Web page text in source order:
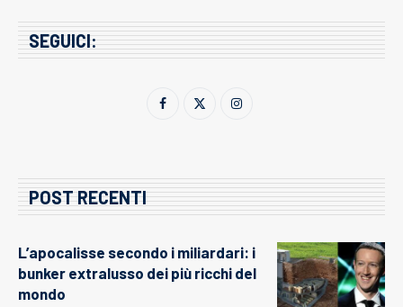
SEGUICI:
POST RECENTI
L’apocalisse secondo i miliardari: i
bunker extralusso dei più ricchi del
mondo